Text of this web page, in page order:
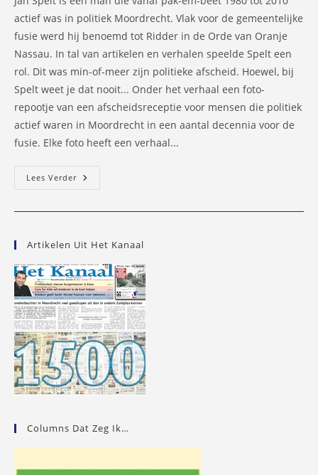
actief was in politiek Moordrecht. Vlak voor de gemeentelijke
fusie werd hij benoemd tot Ridder in de Orde van Oranje
Nassau. In tal van artikelen en verhalen speelde Spelt een
rol. Dit was min-of-meer zijn politieke afscheid. Hoewel, bij
Spelt weet je dat nooit... Onder het verhaal een foto-
repootje van een afscheidsreceptie voor mensen die politiek
actief waren in Moordrecht in een aantal decennia voor de
fusie. Elke foto heeft een verhaal...
Lees VerderJan
Artikelen Uit Het Kanaal
Columns Dat Zeg Ik…